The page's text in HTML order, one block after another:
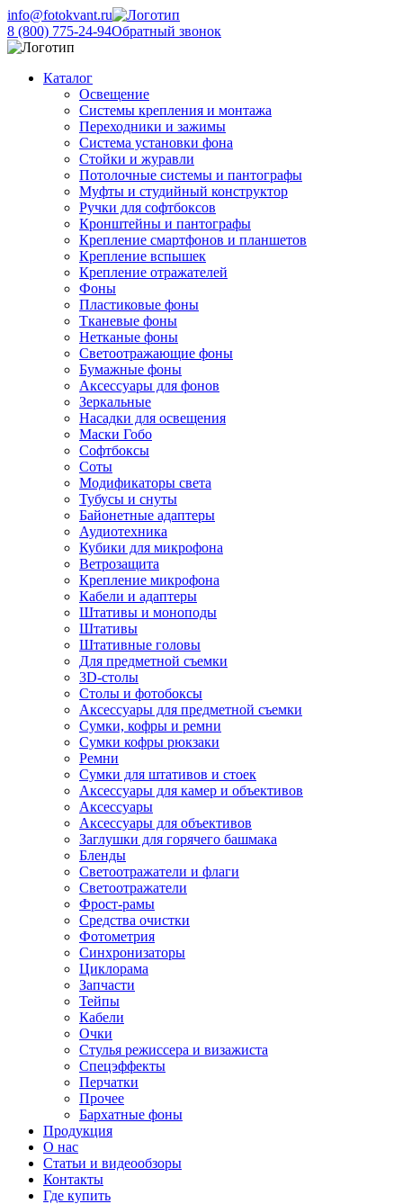
info@fotokvant.ru
8 (800) 775-24-94Обратный звонок
Каталог
Освещение
Системы крепления и монтажа
Переходники и зажимы
Система установки фона
Стойки и журавли
Потолочные системы и пантографы
Муфты и студийный конструктор
Ручки для софтбоксов
Кронштейны и пантографы
Крепление смартфонов и планшетов
Крепление вспышек
Крепление отражателей
Фоны
Пластиковые фоны
Тканевые фоны
Нетканые фоны
Светоотражающие фоны
Бумажные фоны
Аксессуары для фонов
Зеркальные
Насадки для освещения
Маски Гобо
Софтбоксы
Соты
Модификаторы света
Тубусы и снуты
Байонетные адаптеры
Аудиотехника
Кубики для микрофона
Ветрозащита
Крепление микрофона
Кабели и адаптеры
Штативы и моноподы
Штативы
Штативные головы
Для предметной съемки
3D-столы
Столы и фотобоксы
Аксессуары для предметной съемки
Сумки, кофры и ремни
Сумки кофры рюкзаки
Ремни
Сумки для штативов и стоек
Аксессуары для камер и объективов
Аксессуары
Аксессуары для объективов
Заглушки для горячего башмака
Бленды
Светоотражатели и флаги
Светоотражатели
Фрост-рамы
Средства очистки
Фотометрия
Синхронизаторы
Циклорама
Запчасти
Тейпы
Кабели
Очки
Стулья режиссера и визажиста
Спецэффекты
Перчатки
Прочее
Бархатные фоны
Продукция
О нас
Статьи и видеообзоры
Контакты
Где купить